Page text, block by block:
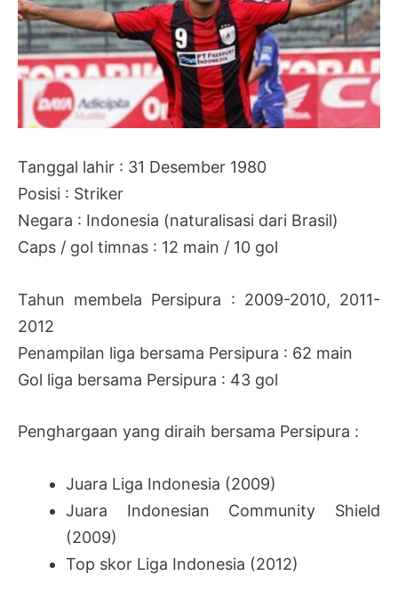
Tanggal lahir : 31 Desember 1980
Posisi : Striker
Negara : Indonesia (naturalisasi dari Brasil)
Caps / gol timnas : 12 main / 10 gol
Tahun membela Persipura : 2009-2010, 2011-
2012
Penampilan liga bersama Persipura : 62 main
Gol liga bersama Persipura : 43 gol
Penghargaan yang diraih bersama Persipura :
Juara Liga Indonesia (2009)
Juara Indonesian Community Shield
(2009)
Top skor Liga Indonesia (2012)